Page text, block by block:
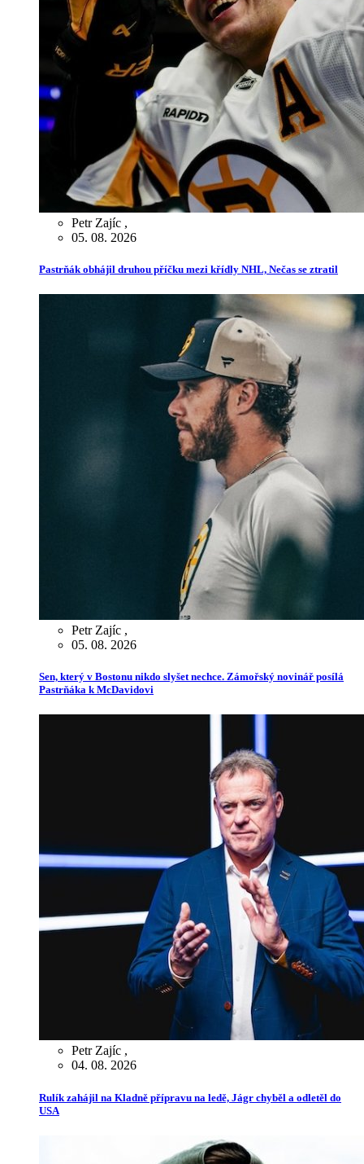
Petr Zajíc ,
05. 08. 2026
Pastrňák obhájil druhou příčku mezi křídly NHL, Nečas se ztratil
Petr Zajíc ,
05. 08. 2026
Sen, který v Bostonu nikdo slyšet nechce. Zámořský novinář posílá
Pastrňáka k McDavidovi
Petr Zajíc ,
04. 08. 2026
Rulík zahájil na Kladně přípravu na ledě, Jágr chyběl a odletěl do
USA